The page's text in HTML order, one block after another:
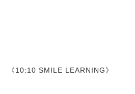
《10:10 SMILE LEARNING》